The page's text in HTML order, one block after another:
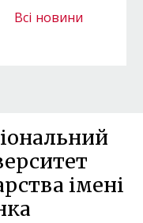
Всі новини
імені